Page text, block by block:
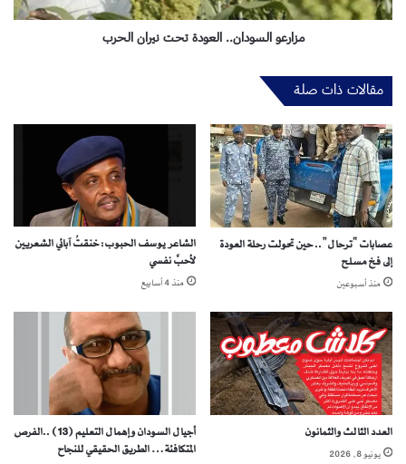
ح
م
ز
ه
ا
س
ا
.
ا
ل
ع
و
د
ة
ت
ح
ن
ر
ا
ن
ا
ل
ح
مزارعو السودان.. العودة تحت نيران الحرب
مقالات ذات صلة
عصابات “ترحال”.. حين تحولت رحلة العودة
إلى فخ مسلح
منذ أسبوعين
الشاعر يوسف الحبوب: خنقتُ آبائي الشعريين
لأحبَّ نفسي
منذ 4 أسابيع
العدد الثالث والثمانون
يونيو 8, 2026
أجيال السودان وإهمال التعليم (13) ..الفرص
المتكافئة… الطريق الحقيقي للنجاح